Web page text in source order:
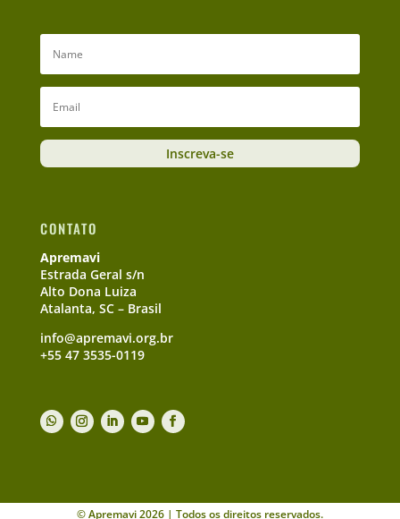
Inscreva-se
CONTATO
Apremavi
Estrada Geral s/n
Alto Dona Luiza
Atalanta, SC – Brasil
info@apremavi.org.br
+55 47 3535-0119
© Apremavi 2026 | Todos os direitos reservados.